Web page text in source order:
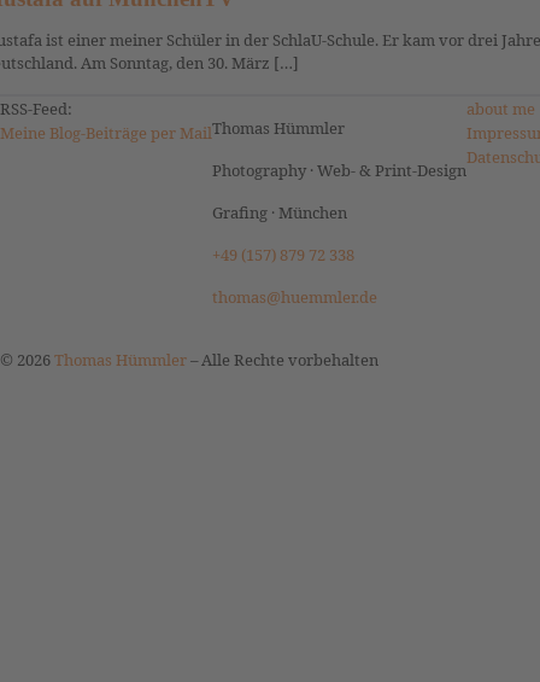
ist einer meiner Schüler in der SchlaU-Schule. Er kam vor drei
Am Sonntag, den 30. März […]
RSS-Feed:
Meine Blog-Beiträge per MailThomas Hümmler
Photography · Web- & Print-Design
Grafing · München
+49 (157) 879 72 338
thomas@huemmler.de
about me
© 2026Thomas Hümmler– Alle Rechte vorbehalten